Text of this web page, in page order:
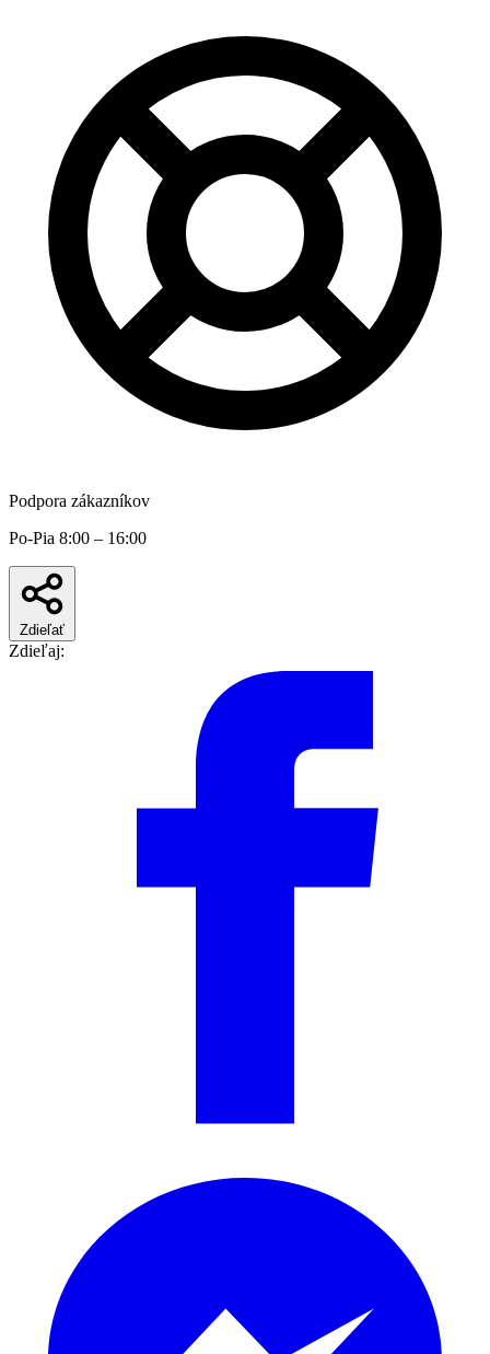
Podpora zákazníkov
Po-Pia 8:00 – 16:00
Zdieľať
Zdieľaj: